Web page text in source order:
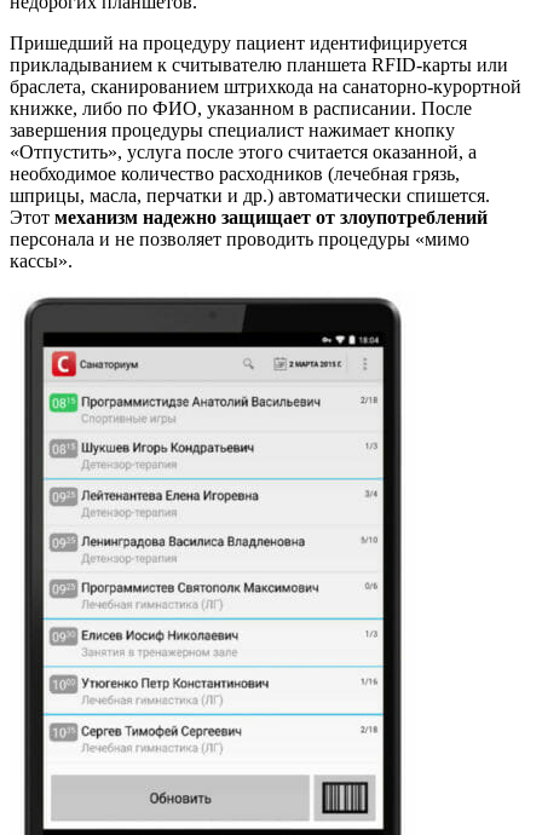
Пришедший на процедуру пациент идентифицируется
прикладыванием к считывателю планшета RFID-карты или
браслета, сканированием штрихкода на санаторно-курортной
книжке, либо по ФИО, указанном в расписании. После
завершения процедуры специалист нажимает кнопку
«Отпустить», услуга после этого считается оказанной, а
необходимое количество расходников (лечебная грязь,
шприцы, масла, перчатки и др.) автоматически спишется.
Этот механизм надежно защищает от злоупотреблений
персонала и не позволяет проводить процедуры «мимо
кассы».